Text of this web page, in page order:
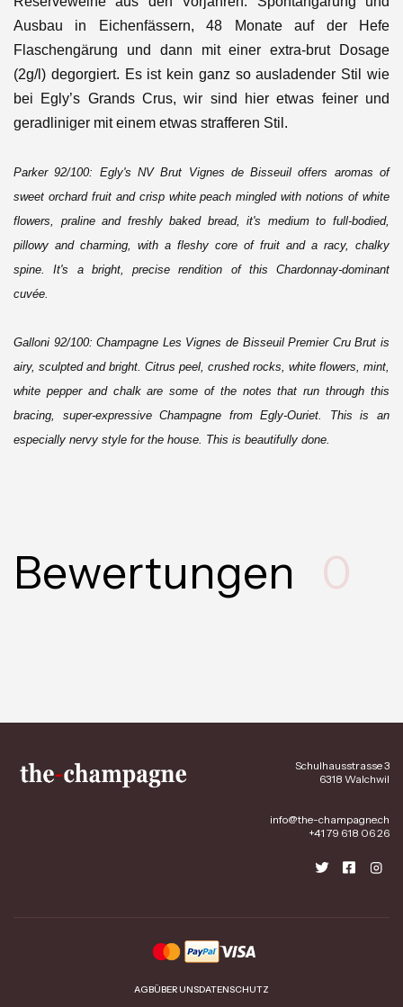
Ausbau in Eichenfässern,48 Monate auf der Hefe
Flaschengärung und dann mit einer extra-brut Dosage
(2g/l) degorgiert. Es ist kein ganz so ausladender Stil wie
bei Egly’s Grands Crus, wir sind hier etwas feiner und
geradliniger mit einem etwas strafferen Stil.
Parker 92/100: Egly's NV Brut Vignes de Bisseuil offers aromas of
sweet orchard fruit and crisp white peach mingled with notions of white
flowers, praline and freshly baked bread, it's medium to full-bodied,
pillowy and charming, with a fleshy core of fruit and a racy, chalky
spine. It's a bright, precise rendition of this Chardonnay-dominant
cuvée.
Galloni 92/100: Champagne Les Vignes de Bisseuil Premier Cru Brut is
airy, sculpted and bright. Citrus peel, crushed rocks, white flowers, mint,
white pepper and chalk are some of the notes that run through this
bracing, super-expressive Champagne from Egly-Ouriet. This is an
especially nervy style for the house. This is beautifully done.
Bewertungen 0
Schulhausstrasse 3
6318 Walchwil
info@the-champagne.ch
+41 79 618 06 26
AGBÜBER UNSDATENSCHUTZ